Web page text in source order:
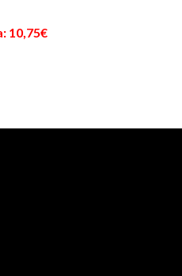
10,75€